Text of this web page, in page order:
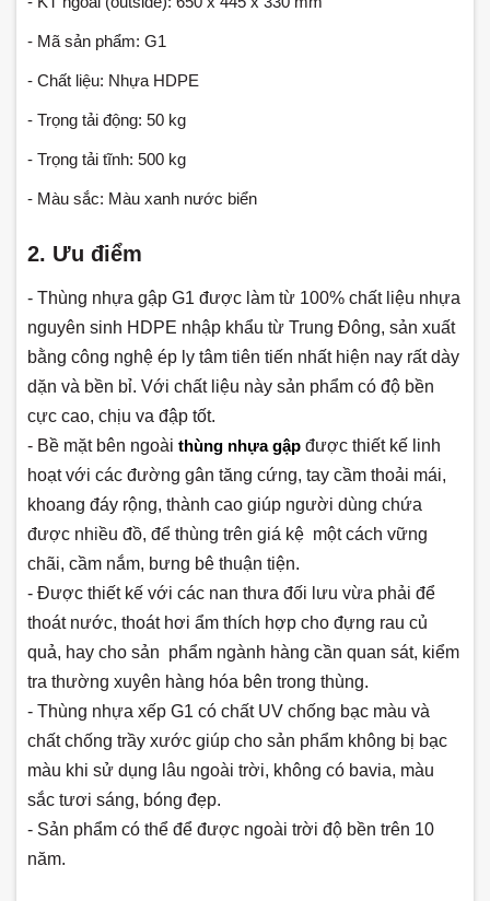
- Mã sản phẩm: G1
- Chất liệu: Nhựa HDPE
- Trọng tải động: 50 kg
- Trọng tải tĩnh: 500 kg
- Màu sắc: Màu xanh nước biển
2. Ưu điểm
- Thùng nhựa gập G1 được làm từ 100% chất liệu nhựa
nguyên sinh HDPE nhập khẩu từ Trung Đông, sản xuất
bằng công nghệ ép ly tâm tiên tiến nhất hiện nay rất dày
dặn và bền bỉ. Với chất liệu này sản phẩm có độ bền
cực cao, chịu va đập tốt.
- Bề mặt bên ngoài thùng nhựa gập được thiết kế linh
hoạt với các đường gân tăng cứng, tay cầm thoải mái,
khoang đáy rộng, thành cao giúp người dùng chứa
được nhiều đồ, để thùng trên giá kệ một cách vững
chãi, cầm nắm, bưng bê thuận tiện.
- Được thiết kế với các nan thưa đối lưu vừa phải để
thoát nước, thoát hơi ẩm thích hợp cho đựng rau củ
quả, hay cho sản phẩm ngành hàng cần quan sát, kiểm
tra thường xuyên hàng hóa bên trong thùng.
- Thùng nhựa xếp G1 có chất UV chống bạc màu và
chất chống trầy xước giúp cho sản phẩm không bị bạc
màu khi sử dụng lâu ngoài trời, không có bavia, màu
sắc tươi sáng, bóng đẹp.
- Sản phẩm có thể để được ngoài trời độ bền trên 10
năm.